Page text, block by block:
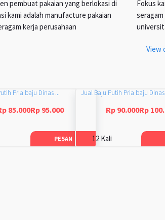
pembuat pakaian yang berlokasi di
kami adalah manufacture pakaian
kerja perusahaan
Fokus
View
Pria baju Dinas ...
85.000Rp 95.000
PESAN
Jual Baju Putih Pria baju Dinas
Rp 90.000Rp
12 Kali